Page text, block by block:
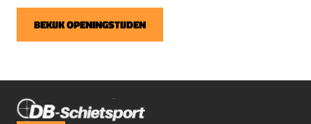
BEKIJK OPENINGSTIJDEN